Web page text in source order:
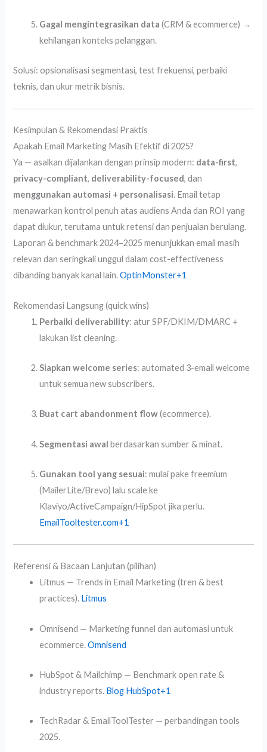
Gagal mengintegrasikan data (CRM & ecommerce) →
kehilangan konteks pelanggan.
Solusi: opsionalisasi segmentasi, test frekuensi, perbaiki
teknis, dan ukur metrik bisnis.
Kesimpulan & Rekomendasi Praktis
Apakah Email Marketing Masih Efektif di 2025?
Ya — asalkan dijalankan dengan prinsip modern: data-first,
privacy-compliant, deliverability-focused, dan
menggunakan automasi + personalisasi. Email tetap
menawarkan kontrol penuh atas audiens Anda dan ROI yang
dapat diukur, terutama untuk retensi dan penjualan berulang.
Laporan & benchmark 2024–2025 menunjukkan email masih
relevan dan seringkali unggul dalam cost-effectiveness
dibanding banyak kanal lain.OptinMonster+1
Rekomendasi Langsung (quick wins)
Perbaiki deliverability: atur SPF/DKIM/DMARC +
lakukan list cleaning.
Siapkan welcome series: automated 3-email welcome
untuk semua new subscribers.
Buat cart abandonment flow(ecommerce).
Segmentasi awal berdasarkan sumber & minat.
Gunakan tool yang sesuai: mulai pake freemium
(MailerLite/Brevo) lalu scale ke
Klaviyo/ActiveCampaign/HipSpot jika perlu.
EmailTooltester.com+1
Referensi & Bacaan Lanjutan (pilihan)
Litmus — Trends in Email Marketing (tren & best
practices). Litmus
Omnisend — Marketing funnel dan automasi untuk
ecommerce.Omnisend
HubSpot & Mailchimp — Benchmark open rate &
industry reports. Blog HubSpot+1
TechRadar & EmailToolTester — perbandingan tools
2025.